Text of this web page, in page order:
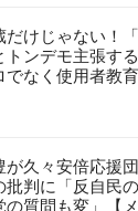
だけじゃない！
トンデモ主張す
でなく使用者教
が久々安倍応援
批判に「反自民
の質問も変」【